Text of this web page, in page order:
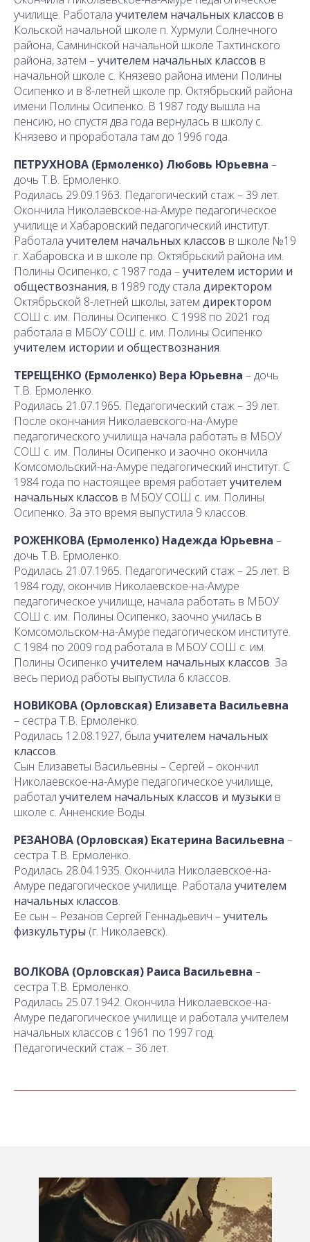
училище. Работала учителем начальных классов в
Кольской начальной школе п. Хурмули Солнечного
района, Самнинской начальной школе Тахтинского
района, затем –учителем начальных классов в
начальной школе с. Князево района имени Полины
Осипенко и в 8-летней школе пр. Октябрьский района
имени Полины Осипенко. В 1987 году вышла на
пенсию, но спустя два года вернулась в школу с.
Князево и проработала там до 1996 года.
ПЕТРУХНОВА (Ермоленко) Любовь Юрьевна –
дочь Т.В. Ермоленко.
Родилась 29.09.1963. Педагогический стаж – 39 лет.
Окончила Николаевское-на-Амуре педагогическое
училище и Хабаровский педагогический институт.
Работала учителем начальных классов в школе №19
г. Хабаровска и в школе пр. Октябрьский района им.
Полины Осипенко, с 1987 года –учителем истории и
обществознания, в 1989 году стала директором
Октябрьской 8-летней школы, затем директором
СОШ с. им. Полины Осипенко. С 1998 по 2021 год
работала в МБОУ СОШ с. им. Полины Осипенко
учителем истории и обществознания.
ТЕРЕЩЕНКО (Ермоленко) Вера Юрьевна – дочь
Т.В. Ермоленко.
Родилась 21.07.1965. Педагогический стаж – 39 лет.
После окончания Николаевского-на-Амуре
педагогического училища начала работать в МБОУ
СОШ с. им. Полины Осипенко и заочно окончила
Комсомольский-на-Амуре педагогический институт. С
1984 года по настоящее время работаетучителем
начальных классов в МБОУ СОШ с. им. Полины
Осипенко. За это время выпустила 9 классов.
РОЖЕНКОВА (Ермоленко) Надежда Юрьевна –
дочь Т.В. Ермоленко.
Родилась 21.07.1965. Педагогический стаж – 25 лет. В
1984 году, окончив Николаевское-на-Амуре
педагогическое училище, начала работать в МБОУ
СОШ с. им. Полины Осипенко, заочно училась в
Комсомольском-на-Амуре педагогическом институте.
С 1984 по 2009 год работала в МБОУ СОШ с. им.
Полины Осипенко учителем начальных классов. За
весь период работы выпустила 6 классов.
НОВИКОВА (Орловская) Елизавета Васильевна
– сестра Т.В. Ермоленко.
Родилась 12.08.1927, была учителем начальных
классов.
Сын Елизаветы Васильевны – Сергей – окончил
Николаевское-на-Амуре педагогическое училище,
работал учителем начальных классов и музыки в
школе с. Анненские Воды.
РЕЗАНОВА (Орловская) Екатерина Васильевна –
сестра Т.В. Ермоленко.
Родилась 28.04.1935. Окончила Николаевское-на-
Амуре педагогическое училище. Работала учителем
начальных классов.
Ее сын – Резанов Сергей Геннадьевич –учитель
физкультуры (г. Николаевск).
ВОЛКОВА (Орловская) Раиса Васильевна –
сестра Т.В. Ермоленко.
Родилась 25.07.1942. Окончила Николаевское-на-
Амуре педагогическое училище и работала учителем
начальных классов с 1961 по 1997 год.
Педагогический стаж – 36 лет.